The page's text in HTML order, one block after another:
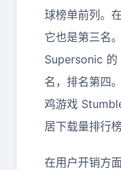
球榜单前列。
它也是第三名
Supersonic
名，排名第四
鸡游戏
居下载量排行
在用户开销方